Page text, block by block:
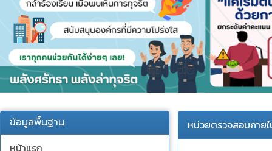
ข้อมูลพื้นฐาน
หน้าแรก
หน่วยตรวจสอบภาย